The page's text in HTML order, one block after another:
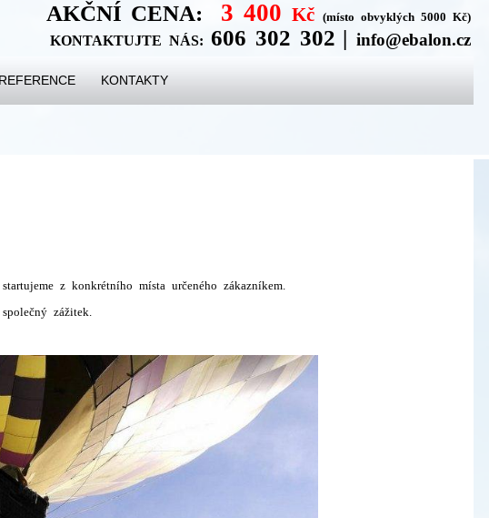
REFERENCE KONTAKTY
AKČNÍ CENA: 3 400 Kč (místo obvyklých 5000 Kč)
KONTAKTUJTE NÁS: 606 302 302 | info@ebalon.cz
z konkrétního místa určeného zákazníkem.
zážitek.